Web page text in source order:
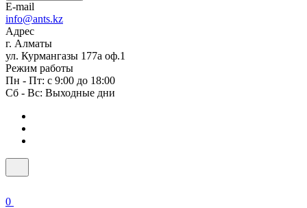
E-mail
info@ants.kz
Адрес
г. Алматы
ул. Курмангазы 177а оф.1
Режим работы
Пн - Пт: с 9:00 до 18:00
Сб - Вс: Выходные дни
0